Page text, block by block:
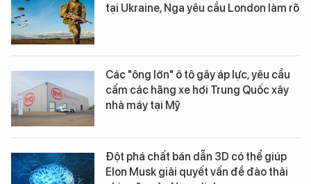
tại Ukraine, Nga yêu cầu London làm rõ
Các "ông lớn" ô tô gây áp lực, yêu cầu
cấm các hãng xe hơi Trung Quốc xây
nhà máy tại Mỹ
Đột phá chất bán dẫn 3D có thể giúp
Elon Musk giải quyết vấn đề đào thải